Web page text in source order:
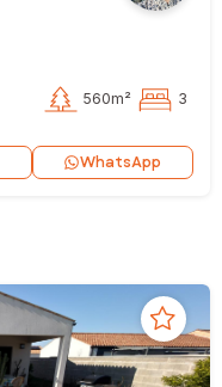
560m² 3
WhatsApp